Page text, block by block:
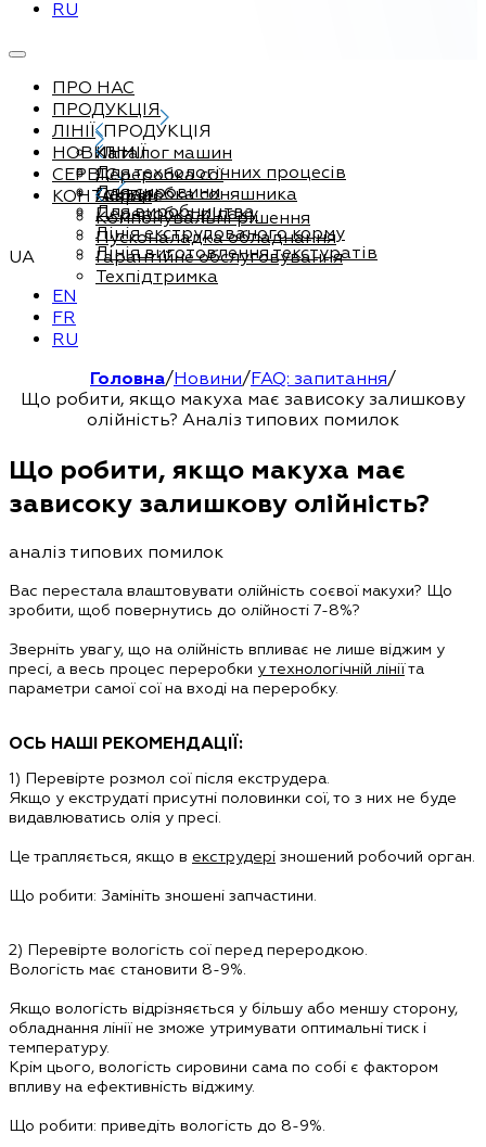
RU
ПРО НАС
ПРОДУКЦІЯ
ПРОДУКЦІЯ
Каталог машин
Для технологічних процесів
Для сировини
Для виробництва
ЛІНІЇ
ЛІНІЇ
Переробка сої
Переробка соняшника
Переробка ріпаку
Лінія екструдованого корму
Лінія виготовлення текстуратів
НОВИНИ
СЕРВІС
Сервіс
Компонувальні рішення
Пусконаладка обладнання
Гарантійне обслуговування
Техпідтримка
КОНТАКТИ
UA
EN
FR
RU
Головна/Новини/FAQ: запитання/
Що робити, якщо макуха має зависоку залишкову
олійність? Аналіз типових помилок
Що робити, якщо макуха має
зависоку залишкову олійність?
аналіз типових помилок
Вас перестала влаштовувати олійність соєвої макухи? Що
зробити, щоб повернутись до олійності 7-8%?
Зверніть увагу, що на олійність впливає не лише віджим у
пресі, а весь процес переробки у технологічній лініїта
параметри самої сої на вході на переробку.
ОСЬ НАШІ РЕКОМЕНДАЦІЇ:
1) Перевірте розмол сої після екструдера.
Якщо у екструдаті присутні половинки сої, то з них не буде
видавлюватись олія у пресі.
Це трапляється, якщо в екструдері зношений робочий орган.
Що робити: Замініть зношені запчастини.
2) Перевірте вологість сої перед переродкою.
Вологість має становити 8-9%
Якщо вологість відрізняється у більшу або меншу сторону,
обладнання лінії не зможе утримувати оптимальні тиск і
температуру.
Крім цього, вологість сировини сама по собі є фактором
впливу на ефективність віджиму.
Що робити: приведіть вологість до 8-9%